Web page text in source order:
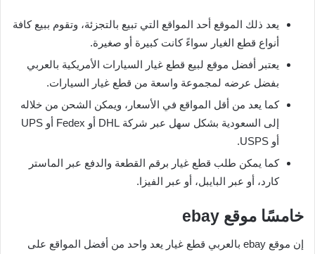
يعد ذلك الموقع أحد المواقع التي تبيع بالتجزئة، وتقوم ببيع كافة
أنواع قطع الغيار سواءً كانت كبيرة أو صغيرة.
يعتبر أفضل موقع لبيع قطع غيار السيارات الأمريكية بالعربي
بفضل عرضه لمجموعة واسعة من قطع غيار السيارات.
كما يعد من أقل المواقع في الأسعار، ويمكن الشحن من خلاله
إلى السعودية بشكل سهل عبر شركة DHL أو Fedex أو UPS
أو USPS.
كما يمكن طلب قطع غيار برقم القطعة والدفع عبر الماستر
كارد، أو عبر البايبل، أو عبر الفيزا.
خامسًا موقع ebay
إن موقع ebay بالعربي قطع غيار يعد واحد من أفضل المواقع على